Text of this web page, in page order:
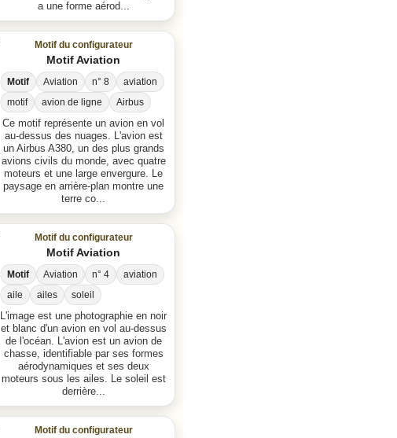
a une forme aérod...
Motif du configurateur
Motif Aviation
Motif Aviation n° 8
aviation
motif
avion de ligne
Airbus
Ce motif représente un avion en vol
au-dessus des nuages. L'avion est
un Airbus A380, un des plus grands
avions civils du monde, avec quatre
moteurs et une large envergure. Le
paysage en arrière-plan montre une
terre co...
Motif du configurateur
Motif Aviation
Motif Aviation n° 4
aviation
aile
ailes
soleil
L'image est une photographie en noir
et blanc d'un avion en vol au-dessus
de l'océan. L'avion est un avion de
chasse, identifiable par ses formes
aérodynamiques et ses deux
moteurs sous les ailes. Le soleil est
derrière...
Motif du configurateur